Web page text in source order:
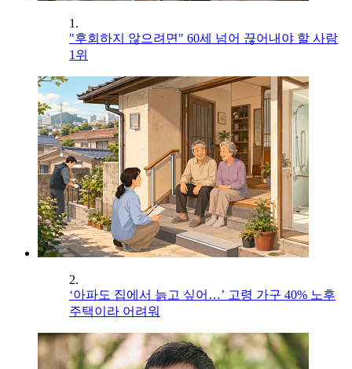
1.
"후회하지 않으려면" 60세 넘어 끊어내야 할 사람
1위
2.
‘아파도 집에서 늙고 싶어…’ 고령 가구 40% 노후
주택이라 어려워